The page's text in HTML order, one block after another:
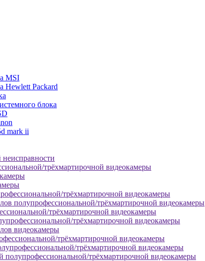
MSI
Hewlett Packard
блока
mark ii
неисправности
трёхмартирочной видеокамеры
трёхмартирочной видеокамеры
полупрофессиональной/трёхмартирочной видеокамеры
трёхмартирочной видеокамеры
трёхмартирочной видеокамеры
видеокамеры
трёхмартирочной видеокамеры
трёхмартирочной видеокамеры
полупрофессиональной/трёхмартирочной видеокамеры